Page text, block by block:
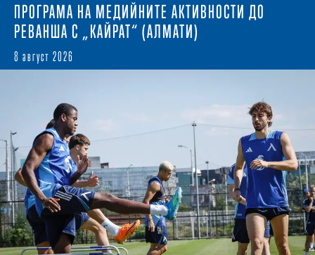
ПРОГРАМА НА МЕДИЙНИТЕ АКТИВНОСТИ ДО
РЕВАНША С „КАЙРАТ“ (АЛМАТИ)
8 август 2026